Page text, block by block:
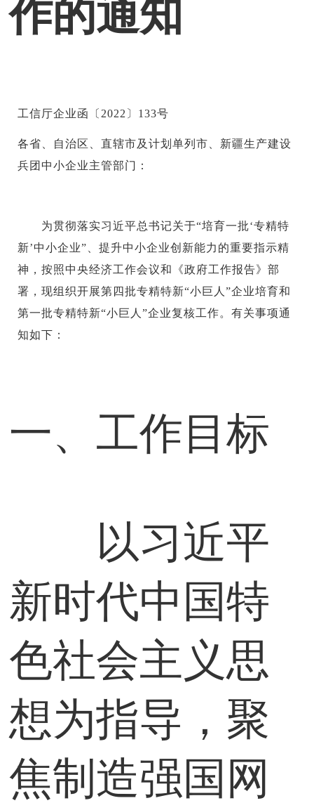
作的通知
工信厅企业函〔2022〕133号
各省、自治区、直辖市及计划单列市、新疆生产建设
兵团中小企业主管部门：
为贯彻落实习近平总书记关于“培育一批‘专精特
新’中小企业”、提升中小企业创新能力的重要指示精
神，按照中央经济工作会议和《政府工作报告》部
署，现组织开展第四批专精特新“小巨人”企业培育和
第一批专精特新“小巨人”企业复核工作。有关事项通
知如下：
一、工作目标
以习近平
新时代中国特
色社会主义思
想为指导，聚
焦制造强国网